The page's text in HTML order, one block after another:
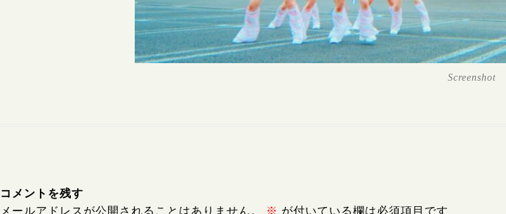
Screenshot
コメントを残す
メールアドレスが公開されることはありません。
※ が付いている欄は必須項目です